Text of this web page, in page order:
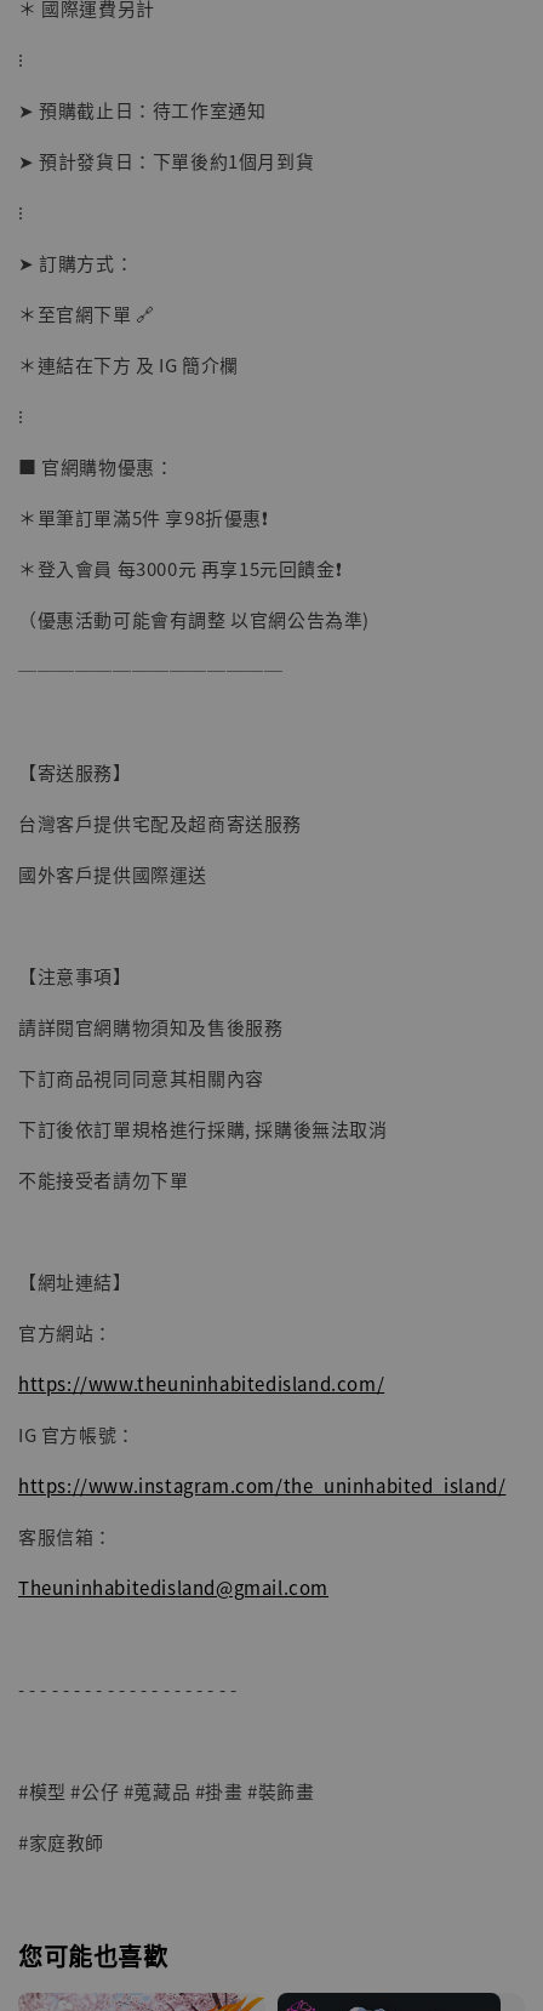
NT$ 1,870
【現貨】BJSTUDIO 1/6系列可動蒐藏人偶 讓
NT$ 4,980
NT$ 5,300
＊ 國際運費另計
⁝
➤ 預購截止日：待工作室通知
➤ 預計發貨日：下單後約1個月到貨
⁝
➤ 訂購方式：
＊至官網下單 🔗
＊連結在下方 及 IG 簡介欄
⁝
■ 官網購物優惠：
＊單筆訂單滿5件 享98折優惠❗️
＊登入會員 每3000元 再享15元回饋金❗️
（優惠活動可能會有調整 以官網公告為準)
──────────────
【寄送服務】
台灣客戶提供宅配及超商寄送服務
國外客戶提供國際運送
【注意事項】
請詳閱官網購物須知及售後服務
下訂商品視同同意其相關內容
下訂後依訂單規格進行採購, 採購後無法取消
不能接受者請勿下單
【網址連結】
官方網站：
https://www.theuninhabitedisland.com/
IG 官方帳號：
https://www.instagram.com/the_uninhabited_island/
客服信箱：
Theuninhabitedisland@gmail.com
- - - - - - - - - - - - - - - - - - - -
#模型 #公仔 #蒐藏品 #掛畫 #裝飾畫
#家庭教師
您可能也喜歡